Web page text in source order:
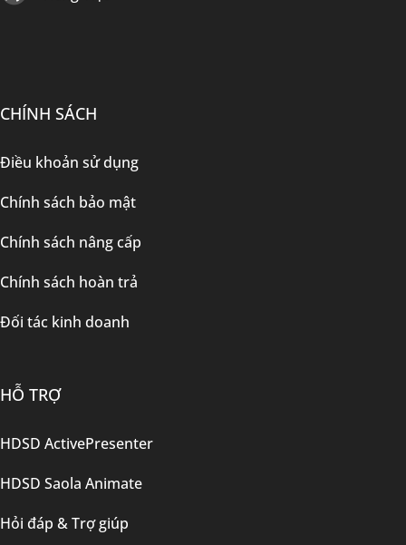
CHÍNH SÁCH
Điều khoản sử dụng
Chính sách bảo mật
Chính sách nâng cấp
Chính sách hoàn trả
Đối tác kinh doanh
HỖ TRỢ
HDSD ActivePresenter
HDSD Saola Animate
Hỏi đáp & Trợ giúp